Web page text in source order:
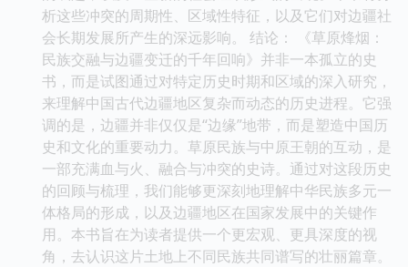
析这些冲突的周期性、区域性特征，以及它们对边疆社
会长期发展所产生的深远影响。 结论： 《草原烽烟：
民族交融与边疆变迁的千年回响》并非一本孤立的史
书，而是试图通过对特定历史时期和区域的深入研究，
来理解中国古代边疆地区复杂而动态的历史进程。它强
调的是，边疆并非仅仅是“边缘”地带，而是塑造中国历
史和文化的重要动力。草原民族与中原王朝的互动，是
一部充满血与火、融合与冲突的史诗。通过对这段历史
的回顾与梳理，我们能够更深刻地理解中华民族多元一
体格局的形成，以及边疆地区在国家发展中的关键作
用。本书旨在为读者提供一个更宏观、更具深度的视
角，去认识这片土地上不同民族共同谱写的壮丽篇章。